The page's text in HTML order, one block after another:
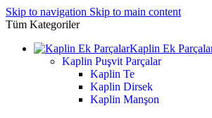
Skip to navigation Skip to main content
Tüm Kategoriler
Kaplin Ek
Kaplin Puşvit Parçalar
Kaplin Te
Kaplin Dirsek
Kaplin Manşon